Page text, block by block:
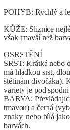
POHYB: Rychlý a
KŮŽE: Sliznice
však tmavší než
OSRSTĚNÍ
SRST: Krátká nebo
má hladkou srst,
štětinám divočáka).
variety je pod spodní
BARVA:
tmavou) a černá
znaky, nebo bílá
barvách.